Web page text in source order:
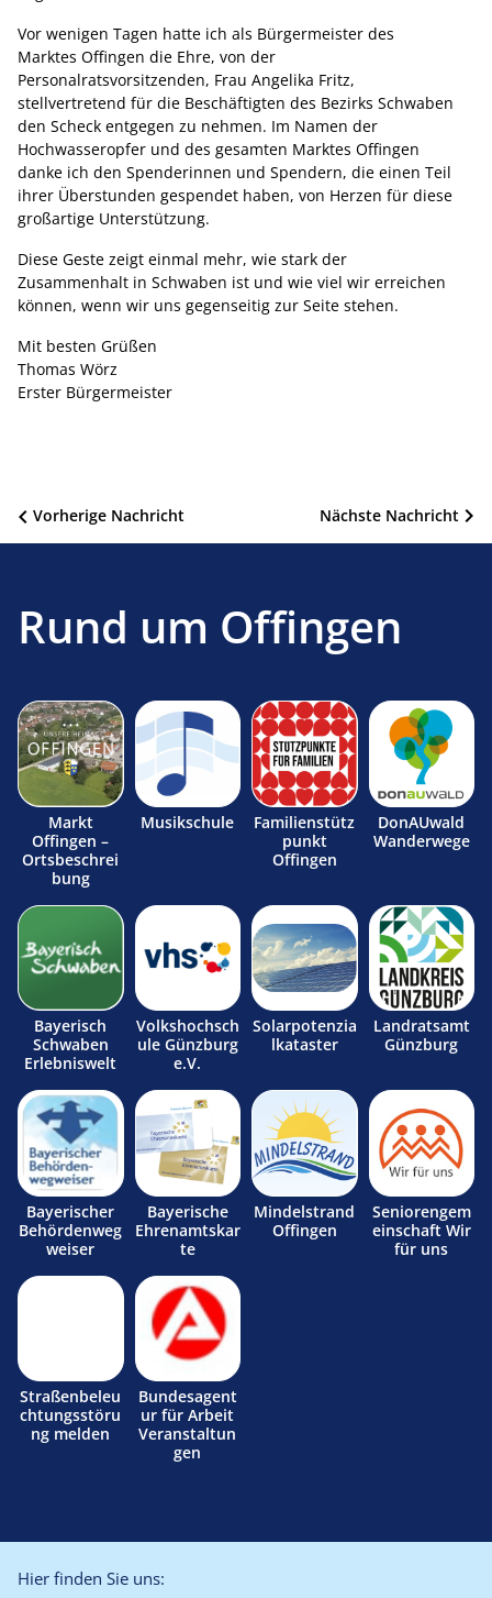
Vor wenigen Tagen hatte ich als Bürgermeister des
Marktes Offingen die Ehre, von der
Personalratsvorsitzenden, Frau Angelika Fritz,
stellvertretend für die Beschäftigten des Bezirks Schwaben
den Scheck entgegen zu nehmen. Im Namen der
Hochwasseropfer und des gesamten Marktes Offingen
danke ich den Spenderinnen und Spendern, die einen Teil
ihrer Überstunden gespendet haben, von Herzen für diese
großartige Unterstützung.
Diese Geste zeigt einmal mehr, wie stark der
Zusammenhalt in Schwaben ist und wie viel wir erreichen
können, wenn wir uns gegenseitig zur Seite stehen.
Mit besten Grüßen
Thomas Wörz
Erster Bürgermeister
Beitragsnavigation Nächste Nachricht
Vorherige Nachricht
Rund um Offingen
Markt
Offingen –
Ortsbeschrei
bung
Musikschule
Familienstütz
punkt
Offingen
DonAUwald
Wanderwege
Bayerisch
Schwaben
Erlebniswelt
Volkshochsch
ule Günzburg
e.V.
Solarpotenzia
lkataster
Landratsamt
Günzburg
Bayerischer
Behördenweg
weiser
Bayerische
Ehrenamtskar
te
Mindelstrand
Offingen
Seniorengem
einschaft Wir
für uns
Straßenbeleu
chtungsstöru
ng melden
Bundesagent
ur für Arbeit
Veranstaltun
gen
Hier finden Sie uns: